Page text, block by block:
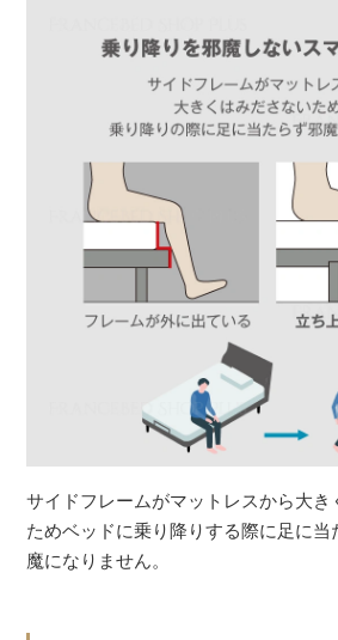
サイドフレームがマットレスから大き
ためベッドに乗り降りする際に足に
魔になりません。